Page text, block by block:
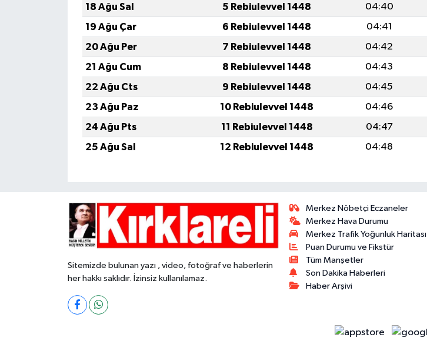
18 Ağu Sal
5 Rebiulevvel 1448 04:40
19 Ağu Çar
6 Rebiulevvel 1448 04:41
20 Ağu Per
7 Rebiulevvel 1448 04:42
21 Ağu Cum
8 Rebiulevvel 1448 04:43
22 Ağu Cts
9 Rebiulevvel 1448 04:45
23 Ağu Paz
10 Rebiulevvel 1448 04:46
24 Ağu Pts
11 Rebiulevvel 1448 04:47
25 Ağu Sal
12 Rebiulevvel 1448 04:48
Sitemizde bulunan yazı , video, fotoğraf ve haberlerin
her hakkı saklıdır. İzinsiz kullanılamaz.
Merkez Nöbetçi Eczaneler
Merkez Hava Durumu
Merkez Trafik Yoğunluk Haritası
Puan Durumu ve Fikstür
Tüm Manşetler
Son Dakika Haberleri
Haber Arşivi